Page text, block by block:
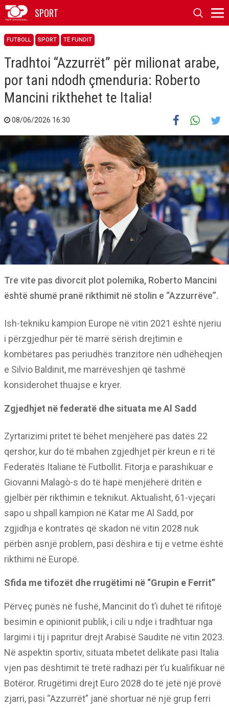
SPORT
FUTBOLL SPORT TË FUNDIT
Tradhtoi “Azzurrët” për milionat arabe,
por tani ndodh çmenduria: Roberto
Mancini rikthehet te Italia!
08/06/2026 16:30
Tre vite pas divorcit plot polemika, Roberto Mancini
është shumë pranë rikthimit në stolin e “Azzurrëve”.
Ish-tekniku kampion Europe në vitin 2021 është njeriu
i përzgjedhur për të marrë sërish drejtimin e
kombëtares pas periudhës tranzitore nën udhëheqjen
e Silvio Baldinit, me marrëveshjen që tashmë
konsiderohet thuajse e kryer.
Zgjedhjet në federatë dhe situata me Al Sadd
Zyrtarizimi pritet të bëhet menjëherë pas datës 22
qershor, kur do të mbahen zgjedhjet për kreun e ri të
Federatës Italiane të Futbollit. Fitorja e parashikuar e
Giovanni Malagò-s do të hapë menjëherë dritën e
gjelbër për rikthimin e teknikut. Aktualisht, 61-vjeçari
sapo u shpall kampion në Katar me Al Sadd, por
zgjidhja e kontratës që skadon në vitin 2028 nuk
përbën asnjë problem, pasi dëshira e tij e vetme është
rikthimi në Europë.
Sfida me tifozët dhe rrugëtimi në “Grupin e Ferrit”
Përveç punës në fushë, Mancinit do t’i duhet të rifitojë
besimin e opinionit publik, i cili u ndje i tradhtuar nga
largimi i tij i papritur drejt Arabisë Saudite në vitin 2023.
Në aspektin sportiv, situata mbetet delikate pasi Italia
vjen pas dështimit të tretë radhazi për t’u kualifikuar në
Botëror. Rrugëtimi drejt Euro 2028 do të jetë një provë
zjarri, pasi “Azzurrët” janë shortuar në një grup ferri